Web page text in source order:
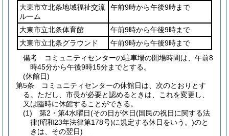
大東市立北条地域福祉交流
ルーム
午前9時から午後9時まで
大東市立北条体育館
午前9時から午後9時まで
大東市立北条グラウンド
午前9時から午後9時まで
備考 コミュニティセンターの駐車場の開場時間は、午前8
時45分から午後9時15分までとする。
(休館日)
第5条
コミュニティセンターの休館日は、次のとおりとす
る。 ただし、市長が必要と認めるときは、これを変更し、
又は臨時に休館することができる。
(1)
第2・第4水曜日(その日が休日(国民の祝日に関する法
律(昭和23年法律第178号)に規定する休日をいう。)のと
きは、その翌日)